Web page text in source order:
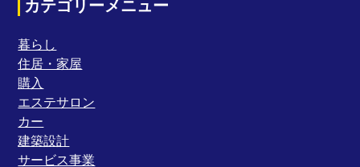
カテゴリーメニュー
暮らし
住居・家屋
購入
エステサロン
カー
建築設計
サービス事業